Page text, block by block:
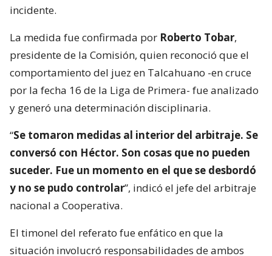
incidente.
La medida fue confirmada por Roberto Tobar,
presidente de la Comisión, quien reconoció que el
comportamiento del juez en Talcahuano -en cruce
por la fecha 16 de la Liga de Primera- fue analizado
y generó una determinación disciplinaria.
“Se tomaron medidas al interior del arbitraje. Se
conversó con Héctor. Son cosas que no pueden
suceder. Fue un momento en el que se desbordó
y no se pudo controlar”, indicó el jefe del arbitraje
nacional a Cooperativa.
El timonel del referato fue enfático en que la
situación involucró responsabilidades de ambos